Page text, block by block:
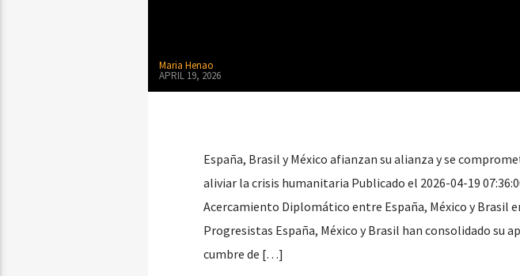
Maria Henao
APRIL 19, 2026
España, Brasil y México afianzan su alianza y se
aliviar la crisis humanitaria Publicado el 2026-04-19
Acercamiento Diplomático entre España, México y Brasil
Progresistas España, México y Brasil han consolidado su
cumbre de […]